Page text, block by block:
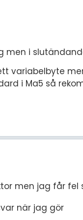
i
variabelbyte
i Ma5 så
men jag får fel
när jag gör